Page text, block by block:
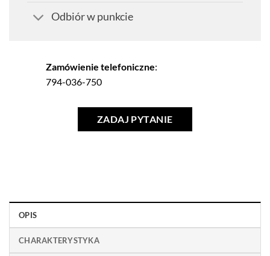
Odbiór w punkcie
Zamówienie telefoniczne:
794-036-750
ZADAJ PYTANIE
OPIS
CHARAKTERYSTYKA